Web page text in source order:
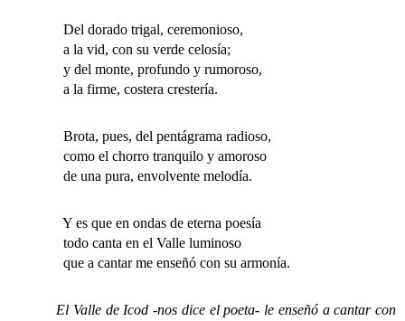
Del dorado trigal, ceremonioso,
a la vid, con su verde celosía;
y del monte, profundo y rumoroso,
a la firme, costera crestería.
Brota, pues, del pentágrama radioso,
como el chorro tranquilo y amoroso
de una pura, envolvente melodía.
Y es que en ondas de eterna poesía
todo canta en el Valle luminoso
que a cantar me enseñó con su armonía.
El Valle de Icod -nos dice el poeta- le enseñó a cantar con